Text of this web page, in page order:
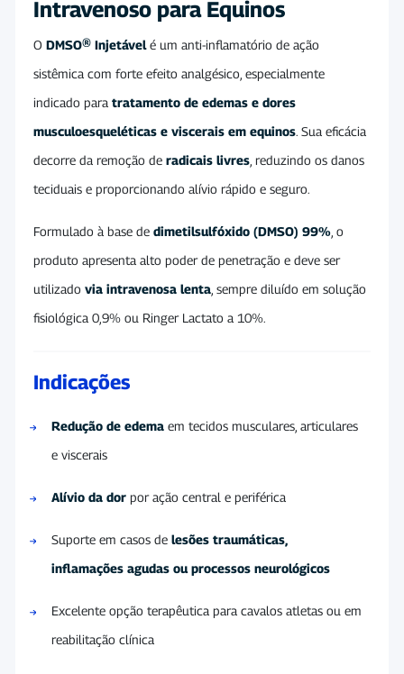
Intravenoso para Equinos
O DMSO® Injetávelé um anti-inflamatório de ação
sistêmica com forte efeito analgésico, especialmente
indicado para tratamento de edemas e dores
musculoesqueléticas e viscerais em equinos. Sua eficácia
decorre da remoção de radicais livres , reduzindo os danos
teciduais e proporcionando alívio rápido e seguro.
Formulado à base de dimetilsulfóxido (DMSO) 99% , o
produto apresenta alto poder de penetração e deve ser
utilizado via intravenosa lenta , sempre diluído em solução
fisiológica 0,9% ou Ringer Lactato a 10%.
Indicações
Redução de edema em tecidos musculares, articulares
e viscerais
Alívio da dor por ação central e periférica
Suporte em casos de lesões traumáticas,
inflamações agudas ou processos neurológicos
Excelente opção terapêutica para cavalos atletas ou em
reabilitação clínica